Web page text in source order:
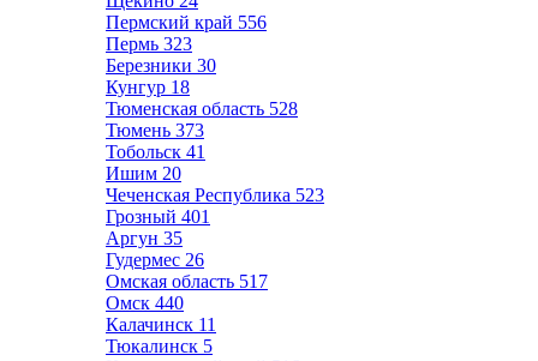
Пермский край 556
Пермь 323
Березники 30
Кунгур 18
Тюменская область 528
Тюмень 373
Тобольск 41
Ишим 20
Чеченская Республика 523
Грозный 401
Аргун 35
Гудермес 26
Омская область 517
Омск 440
Калачинск 11
Тюкалинск 5